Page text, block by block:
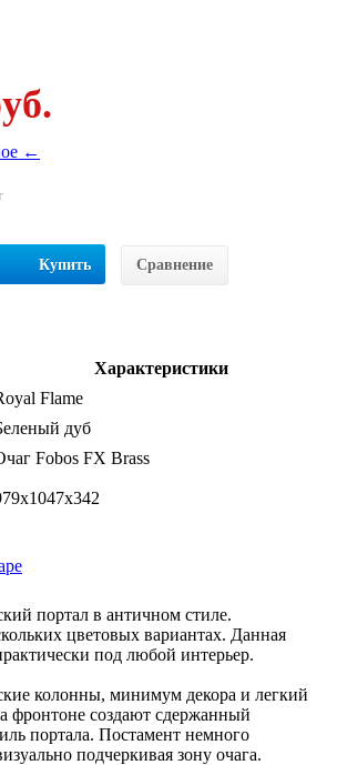
←
Купить Сравнение
Характеристики
Flame
дуб
Fobos FX Brass
портал в античном стиле.
цветовых вариантах. Данная
под любой интерьер.
колонны, минимум декора и легкий
фронтоне создают сдержанный
портала. Постамент немного
подчеркивая зону очага.